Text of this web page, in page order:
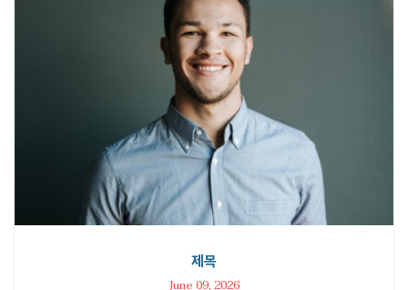
제목
June 09, 2026